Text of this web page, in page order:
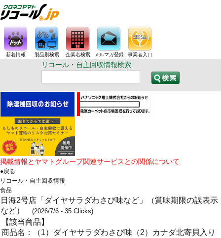
新着情報 製品別検索 企業名検索 メルマガ登録 事業者入口
リコール・自主回収情報検索
掲載情報とヤマトグループ関連サービスとの関係について
●戻る
リコール・自主回収情報
食品
日海2号店「ダイヤサラダわさび味など」（賞味期限の誤表示
など）
(2026/7/6 - 35 Clicks)
【該当商品】
商品名：（1）ダイヤサラダわさび味（2）カナダ北寄貝入り